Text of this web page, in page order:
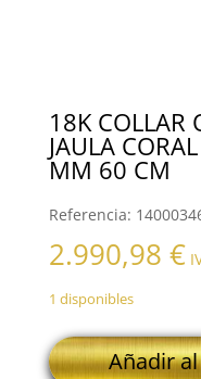
18K COLLAR
JAULA
MM 60 CM
Referencia:
2.990,98 €
1 disponibles
18K
COLLAR Añadir